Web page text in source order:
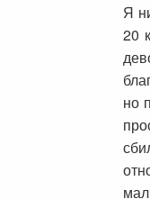
Я
20
но